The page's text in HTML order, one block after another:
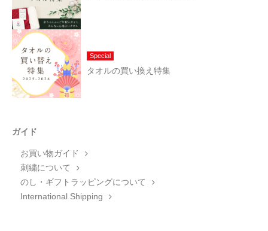
Special
タオルの買い換え特集
ガイド
お買い物ガイド
刺繍について
のし・ギフトラッピングについて
International Shipping